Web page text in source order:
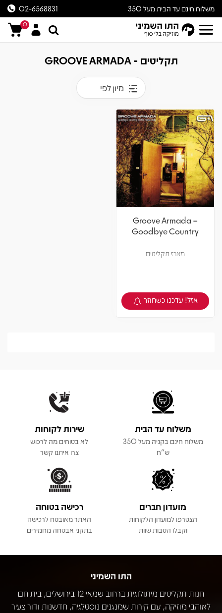
משלוח חינם עד הבית מעל 350
ש״ח
02-6568831
0
תקליטים - GROOVE ARMADA
מיון לפי
Groove Armada –
Goodbye Country
מארז תקליטים
צפיה במוצר
אזל! עדכנו כשחוזר
משלוח עד הבית
משלוח חינם בקניה מעל 350
ש"ח
שירות לקוחות
לא בטוחים מה לרכוש
צרו איתנו קשר
מועדון חברים
הצטרפו למועדון הלקוחות
וקבלו הטבות שוות
רכישה בטוחה
האתר מאובטח לרכישה
בתקני אבטחה מחמירים
התו השמיני
חנות תקליטים מיתולוגית ברחוב שמאי 12 בירושלים, בית חם
לאוהבי מוזיקה, עם קירות שמנגנים נוסטלגיה, חדשנות ודור צעיר